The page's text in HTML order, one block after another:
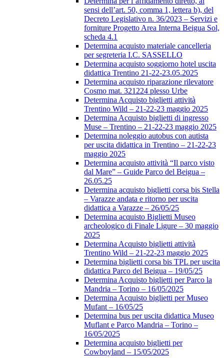
sensi dell’art. 50, comma 1, lettera b), del
Decreto Legislativo n. 36/2023 – Servizi e
forniture Progetto Area Interna Beigua Sol,
scheda 4.1
Determina acquisto materiale cancelleria
per segreteria I.C. SASSELLO
Determina acquisto soggiorno hotel uscita
didattica Trentino 21-22-23.05.2025
Determina acquisto riparazione rilevatore
Cosmo mat. 321224 plesso Urbe
Determina Acquisto biglietti attività
Trentino Wild – 21-22-23 maggio 2025
Determina Acquisto biglietti di ingresso
Muse – Trentino – 21-22-23 maggio 2025
Determina noleggio autobus con autista
per uscita didattica in Trentino – 21-22-23
maggio 2025
Determina acquisto attività “Il parco visto
dal Mare” – Guide Parco del Beigua –
26.05.25
Determina acquisto biglietti corsa bis Stella
– Varazze andata e ritorno per uscita
didattica a Varazze – 26/05/25
Determina acquisto Biglietti Museo
archeologico di Finale Ligure – 30 maggio
2025
Determina Acquisto biglietti attività
Trentino Wild – 21-22-23 maggio 2025
Determina biglietti corsa bis TPL per uscita
didattica Parco del Beigua – 19/05/25
Determina Acquisto biglietti per Parco la
Mandria – Torino – 16/05/2025
Determina Acquisto biglietti per Museo
Mufant – 16/05/25
Determina bus per uscita didattica Museo
Muflant e Parco Mandria – Torino –
16/05/2025
Determina acquisto biglietti per
Cowboyland – 15/05/2025